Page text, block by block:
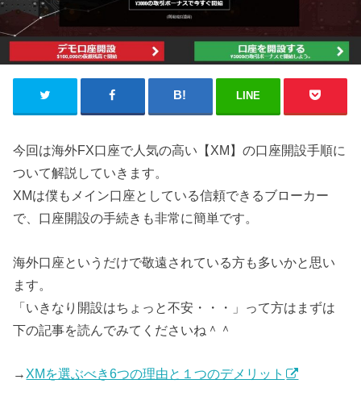
LINE
今回は海外FX口座で人気の高い【XM】の口座開設手順に
ついて解説していきます。
XMは僕もメイン口座としている信頼できるブローカー
で、口座開設の手続きも非常に簡単です。
海外口座というだけで敬遠されている方も多いかと思い
ます。
「いきなり開設はちょっと不安・・・」って方はまずは
下の記事を読んでみてくださいね＾＾
→ XMを選ぶべき6つの理由と１つのデメリット